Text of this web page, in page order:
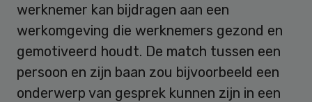
werknemer kan bijdragen aan een
werkomgeving die werknemers gezond en
gemotiveerd houdt. De match tussen een
persoon en zijn baan zou bijvoorbeeld een
onderwerp van gesprek kunnen zijn in een